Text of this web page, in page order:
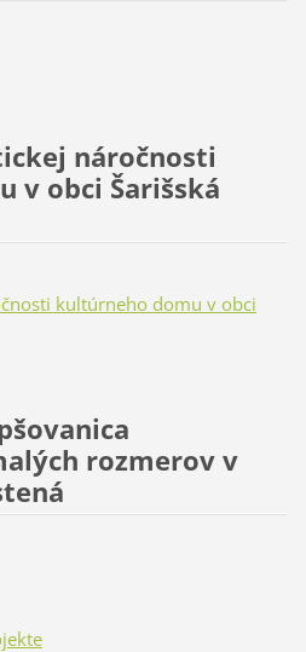
náročnosti
v obci Šarišská
kultúrneho domu v obci
rozmerov v